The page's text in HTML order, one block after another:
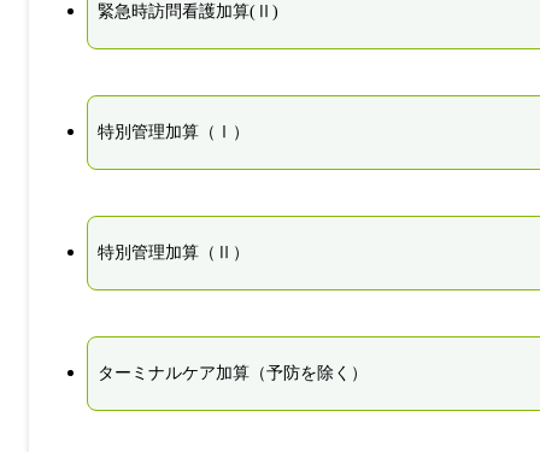
緊急時訪問看護加算(Ⅱ)
特別管理加算（Ⅰ）
特別管理加算（Ⅱ）
ターミナルケア加算（予防を除く）